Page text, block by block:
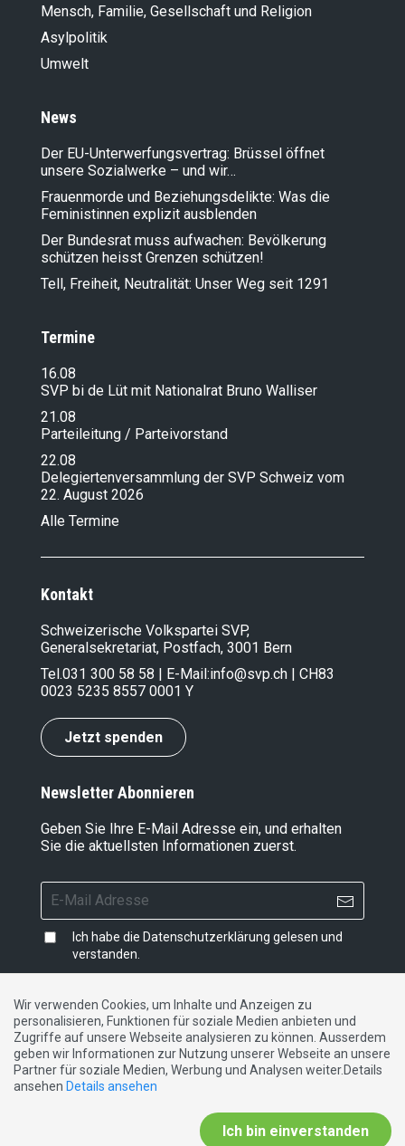
Mensch, Familie, Gesellschaft und Religion
Asylpolitik
Umwelt
News
Der EU-Unterwerfungsvertrag: Brüssel öffnet
unsere Sozialwerke – und wir…
Frauenmorde und Beziehungsdelikte: Was die
Feministinnen explizit ausblenden
Der Bundesrat muss aufwachen: Bevölkerung
schützen heisst Grenzen schützen!
Tell, Freiheit, Neutralität: Unser Weg seit 1291
Termine
16.08
SVP bi de Lüt mit Nationalrat Bruno Walliser
21.08
Parteileitung / Parteivorstand
22.08
Delegiertenversammlung der SVP Schweiz vom
22. August 2026
Alle Termine
Kontakt
Schweizerische Volkspartei SVP,
Generalsekretariat, Postfach, 3001 Bern
Tel.031 300 58 58 | E-Mail:info@svp.ch | CH83
0023 5235 8557 0001 Y
Jetzt spenden
Newsletter Abonnieren
Geben Sie Ihre E-Mail Adresse ein, und erhalten
Sie die aktuellsten Informationen zuerst.
Ich habe die Datenschutzerklärung gelesen und
verstanden.
Impressum|Datenschutzerklärung|Kontakt
DE FR IT
Wir verwenden Cookies, um Inhalte und Anzeigen zu
personalisieren, Funktionen für soziale Medien anbieten und
Zugriffe auf unsere Webseite analysieren zu können. Ausserdem
geben wir Informationen zur Nutzung unserer Webseite an unsere
Partner für soziale Medien, Werbung und Analysen weiter.Details
ansehen Details ansehen
Ich bin einverstanden